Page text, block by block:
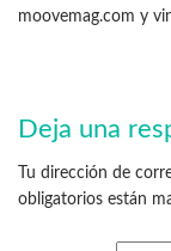
moovemag.com y
Deja una
Tu dirección de
obligatorios están